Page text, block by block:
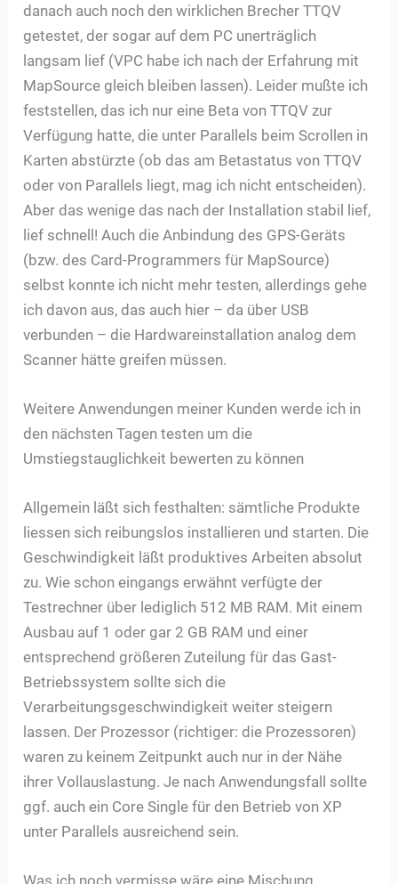
danach auch noch den wirklichen Brecher TTQV
getestet, der sogar auf dem PC unerträglich
langsam lief (VPC habe ich nach der Erfahrung mit
MapSource gleich bleiben lassen). Leider mußte ich
feststellen, das ich nur eine Beta von TTQV zur
Verfügung hatte, die unter Parallels beim Scrollen in
Karten abstürzte (ob das am Betastatus von TTQV
oder von Parallels liegt, mag ich nicht entscheiden).
Aber das wenige das nach der Installation stabil lief,
lief schnell! Auch die Anbindung des GPS-Geräts
(bzw. des Card-Programmers für MapSource)
selbst konnte ich nicht mehr testen, allerdings gehe
ich davon aus, das auch hier – da über USB
verbunden – die Hardwareinstallation analog dem
Scanner hätte greifen müssen.
Weitere Anwendungen meiner Kunden werde ich in
den nächsten Tagen testen um die
Umstiegstauglichkeit bewerten zu können
Allgemein läßt sich festhalten: sämtliche Produkte
liessen sich reibungslos installieren und starten. Die
Geschwindigkeit läßt produktives Arbeiten absolut
zu. Wie schon eingangs erwähnt verfügte der
Testrechner über lediglich 512 MB RAM. Mit einem
Ausbau auf 1 oder gar 2 GB RAM und einer
entsprechend größeren Zuteilung für das Gast-
Betriebssystem sollte sich die
Verarbeitungsgeschwindigkeit weiter steigern
lassen. Der Prozessor (richtiger: die Prozessoren)
waren zu keinem Zeitpunkt auch nur in der Nähe
ihrer Vollauslastung. Je nach Anwendungsfall sollte
ggf. auch ein Core Single für den Betrieb von XP
unter Parallels ausreichend sein.